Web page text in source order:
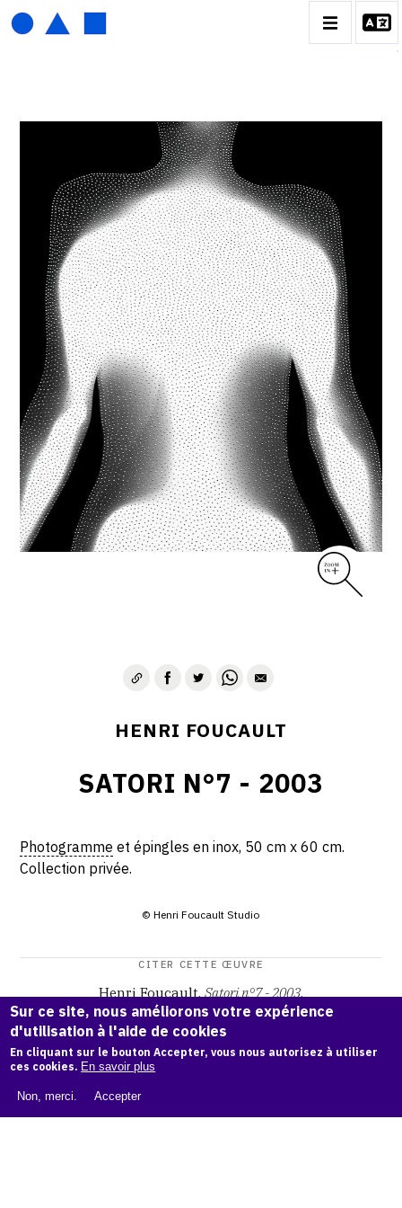
HENRI FOUCAULT
BIOGRAPHIE
CATALOGUE DES OEUVRES
01_SCULPTURE
02_PHOTOGRAPHIQUE
03_COLLAGES
04_DESSINS
05_MONOTYPE
06_ARCHIVES
CONTACT
HENRI FOUCAULT
SATORI N°7 - 2003
Photogramme et épingles en inox, 50 cm x 60 cm.
Collection privée.
© Henri Foucault Studio
CITER CETTE ŒUVRE
Henri Foucault, Satori n°7 - 2003.
Catalogue raisonné Henri Foucault, OAM.ark:38997/o17h
sc
COPIER LA CITATION
Sur ce site, nous améliorons votre expérience
d'utilisation à l'aide de cookies
En cliquant sur le bouton Accepter, vous nous autorisez à utiliser
ces cookies. En savoir plus
Non, merci. Accepter